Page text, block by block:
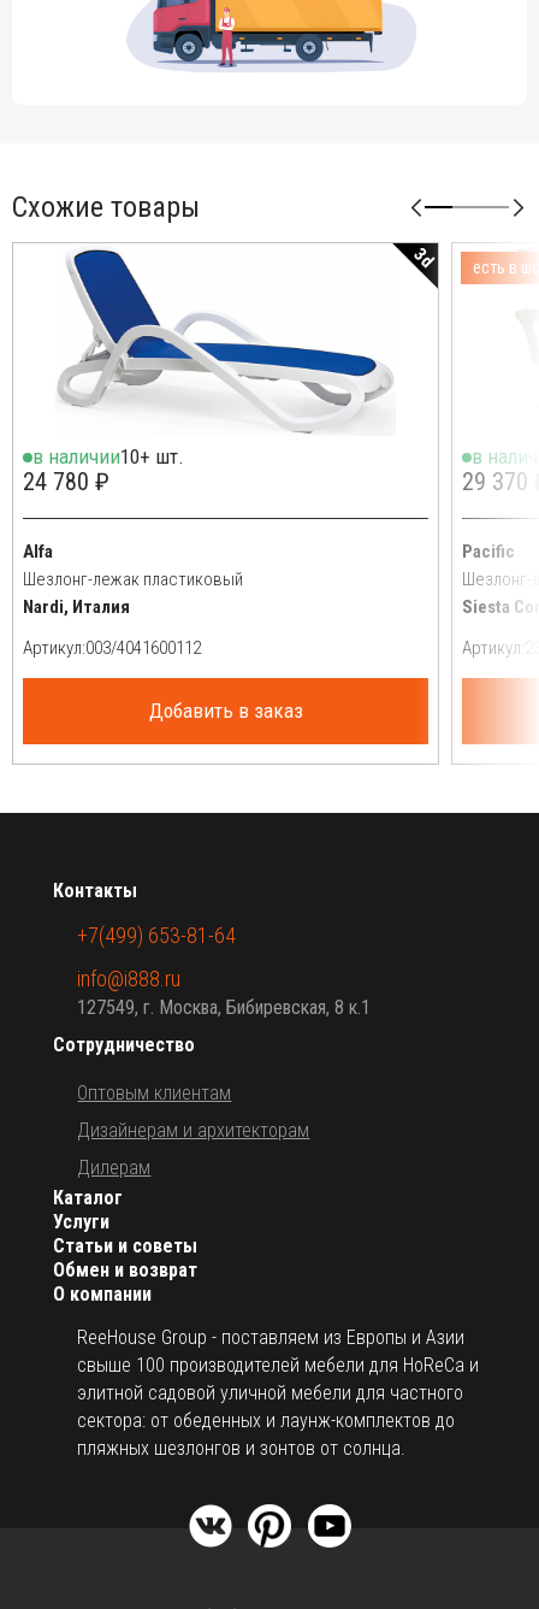
Схожие товары
3d
в наличии10+ шт.
24 780 ₽
Alfa
Шезлонг-лежак пластиковый
Nardi, Италия
Артикул:
Добавить в заказ
есть в
в
29 370
Pacific
Шезлонг-
Siesta
Артикул:
О компании
ReeHouse Group - поставляем из Европы и Азии
свыше 100 производителей мебели для HoReCa и
элитной садовой уличной мебели для частного
сектора: от обеденных и лаунж-комплектов до
пляжных шезлонгов и зонтов от солнца.
Каталог
Услуги
Статьи и советы
Обмен и возврат
Сотрудничество
Оптовым клиентам
Дизайнерам и архитекторам
Дилерам
Контакты
+7(499) 653-81-64
info@i888.ru
127549, г. Москва, Бибиревская, 8 к.1